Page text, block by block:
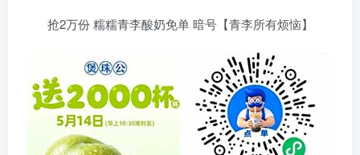
抢2万份 糯糯青李酸奶免单 暗号【青李所有烦恼】